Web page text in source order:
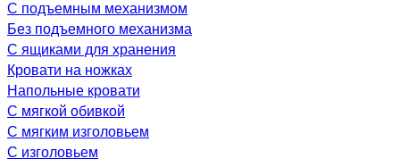
С подъемным механизмом
Без подъемного механизма
С ящиками для хранения
Кровати на ножках
Напольные кровати
С мягкой обивкой
С мягким изголовьем
С изголовьем